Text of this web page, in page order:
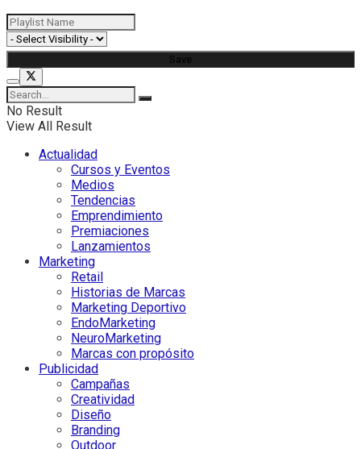
No Result
View All Result
Actualidad
Cursos y Eventos
Medios
Tendencias
Emprendimiento
Premiaciones
Lanzamientos
Marketing
Retail
Historias de Marcas
Marketing Deportivo
EndoMarketing
NeuroMarketing
Marcas con propósito
Publicidad
Campañas
Creatividad
Diseño
Branding
Outdoor